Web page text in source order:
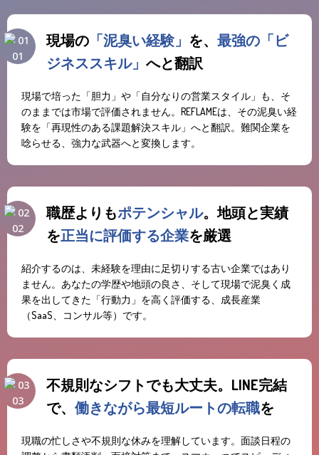
01
現場の 「泥臭い経験」 を、 最強の「ビ
ジネススキル」 へと翻訳
現場で培った「胆力」や「自分なりの営業スタイル」も、そ
のままでは市場で評価されません。REFLAMEは、その泥臭い経
験を「再現性のある課題解決スキル」へと翻訳。難関企業を
唸らせる、強力な武器へと変換します。
02
職歴よりもポテンシャル。地頭と実績
を正当に評価する企業を厳選
紹介するのは、未経験を理由に足切りする古い企業ではあり
ません。あなたの学歴や地頭の良さ、そして現場で泥臭く成
果を出してきた「行動力」を高く評価する、成長産業
（SaaS、コンサル等）です。
03
不規則なシフトでも大丈夫。LINE完結
で、 働きながら最短ルートの転職を
現職の忙しさや不規則な休みを理解しています。面談日程の